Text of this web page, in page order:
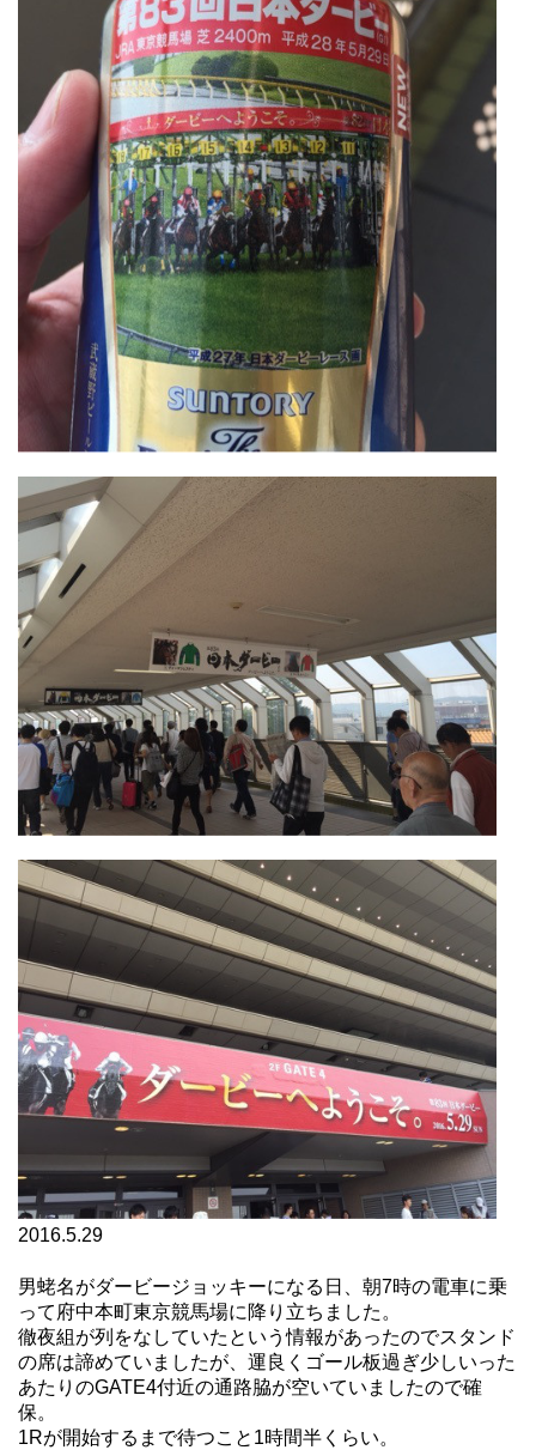
2016.5.29
男蛯名がダービージョッキーになる日、朝7時の電車に乗
って府中本町東京競馬場に降り立ちました。
徹夜組が列をなしていたという情報があったのでスタンド
の席は諦めていましたが、運良くゴール板過ぎ少しいった
あたりのGATE4付近の通路脇が空いていましたので確
保。
1Rが開始するまで待つこと1時間半くらい。